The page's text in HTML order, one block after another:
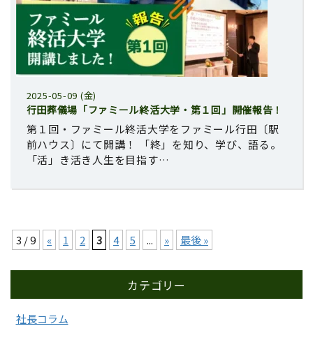
2025-05-09 (金)
行田葬儀場「ファミール終活大学・第１回」開催報告！
第１回・ファミール終活大学をファミール行田〔駅
前ハウス〕にて開講！ 「終」を知り、学び、語る。
「活」き活き人生を目指す…
3 / 9 « 1 2 3 4 5 ... » 最後 »
カテゴリー
社長コラム